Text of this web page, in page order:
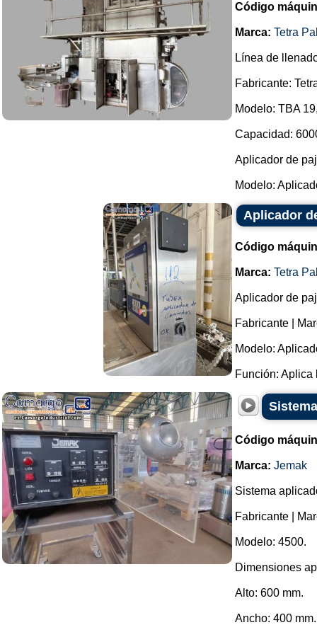
Código
Marca: Tetra
Línea de
Fabricante:
Modelo: TBA
Capacidad:
Aplicador de
Modelo:
Aplicador
Código
Marca: Tetra
Aplicador de
Fabricante |
Modelo:
Función: Aplica
Código
Marca: Jemak
Sistema
Fabricante |
Modelo: 4500.
Dimensiones
Alto: 600 mm.
Ancho: 400 mm.